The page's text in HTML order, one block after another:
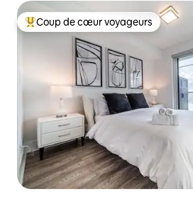
Coup de cœur voyageurs parmi les
Coup de cœur voyageurs